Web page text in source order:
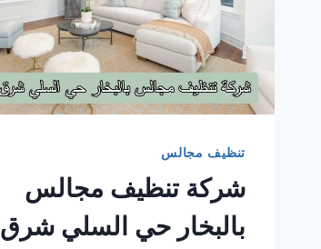
تنظيف مجالس
شركة تنظيف مجالس
بالبخار حي السلي شرق